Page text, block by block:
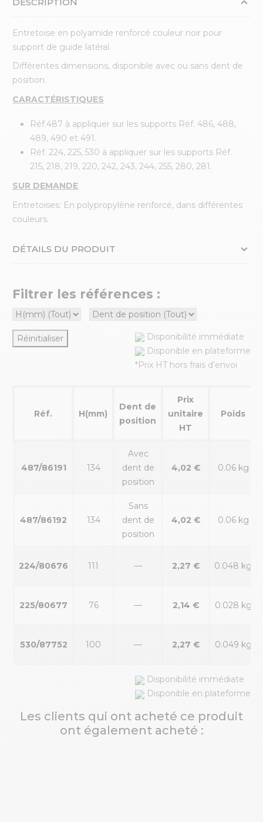
Entretoise en polyamide renforcé couleur noir pour
support de guide latéral.
Différentes dimensions, disponible avec ou sans dent de
position.
CARACTÉRISTIQUES
Réf.487 à appliquer sur les supports Réf. 486, 488,
489, 490 et 491.
Réf. 224, 225, 530 à appliquer sur les supports Réf.
215, 218, 219, 220, 242, 243, 244, 255, 280, 281.
SUR DEMANDE
Entretoises: En polypropylène renforcé, dans différentes
couleurs.
DÉTAILS DU PRODUIT
Filtrer les références :
Réinitialiser
Disponibilité immédiate
Disponible en plateforme
*Prix HT hors frais d’envoi
Réf. H(mm)
Dent de
position
Prix
unitaire
HT
Poids
487/86191 134
Avec
dent de
position
4,02 € 0.06 kg
487/86192 134
Sans
dent de
position
4,02 € 0.06 kg
224/80676 111 — 2,27 € 0.048 kg
225/80677 76 — 2,14 € 0.028 kg
530/87752 100 — 2,27 € 0.049 kg
Disponibilité immédiate
Disponible en plateforme
Les clients qui ont acheté ce produit
ont également acheté :